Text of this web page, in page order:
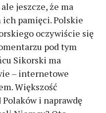
jeszcze, że ma
pamięci. Polskie
oczywiście się
pod tym
Sikorski ma
– internetowe
Większość
i naprawdę